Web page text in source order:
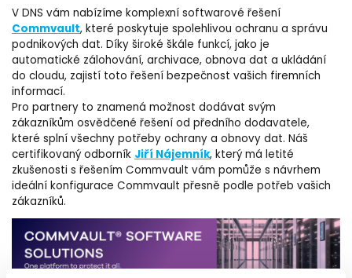
V DNS vám nabízíme komplexní softwarové řešení
Commvault, které poskytuje spolehlivou ochranu a správu
podnikových dat. Díky široké škále funkcí, jako je
automatické zálohování, archivace, obnova dat a ukládání
do cloudu, zajistí toto řešení bezpečnost vašich firemních
informací.
Pro partnery to znamená možnost dodávat svým
zákazníkům osvědčené řešení od předního dodavatele,
které splní všechny potřeby ochrany a obnovy dat. Náš
certifikovaný odborníkJiří Nájemník, který má letité
zkušenosti s řešením Commvault vám pomůže s návrhem
ideální konfigurace Commvault přesně podle potřeb vašich
zákazníků.